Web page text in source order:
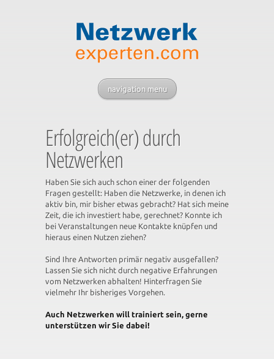
navigation menu
Erfolgreich(er) durch
Netzwerken
Haben Sie sich auch schon einer der folgenden
Fragen gestellt: Haben die Netzwerke, in denen ich
aktiv bin, mir bisher etwas gebracht? Hat sich meine
Zeit, die ich investiert habe, gerechnet? Konnte ich
bei Veranstaltungen neue Kontakte knüpfen und
hieraus einen Nutzen ziehen?
Sind Ihre Antworten primär negativ ausgefallen?
Lassen Sie sich nicht durch negative Erfahrungen
vom Netzwerken abhalten! Hinterfragen Sie
vielmehr Ihr bisheriges Vorgehen.
Auch Netzwerken will trainiert sein, gerne
unterstützen wir Sie dabei!